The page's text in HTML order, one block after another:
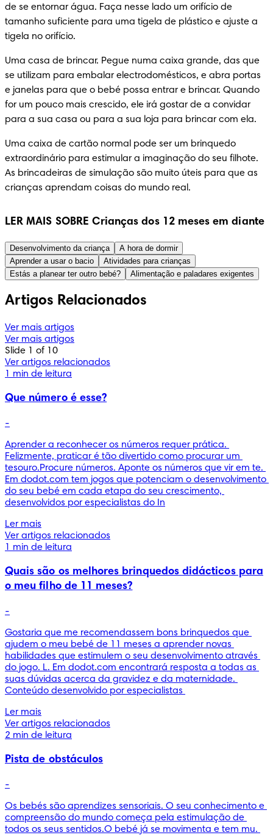
de se entornar água. Faça nesse lado um orifício de
tamanho suficiente para uma tigela de plástico e ajuste a
tigela no orifício.
Uma casa de brincar. Pegue numa caixa grande, das que
se utilizam para embalar electrodomésticos, e abra portas
e janelas para que o bebé possa entrar e brincar. Quando
for um pouco mais crescido, ele irá gostar de a convidar
para a sua casa ou para a sua loja para brincar com ela.
Uma caixa de cartão normal pode ser um brinquedo
extraordinário para estimular a imaginação do seu filhote.
As brincadeiras de simulação são muito úteis para que as
crianças aprendam coisas do mundo real.
LER MAIS SOBRE Crianças dos 12 meses em diante
Desenvolvimento da criança
A hora de dormir
Aprender a usar o bacio
Atividades para crianças
Estás a planear ter outro bebé?
Alimentação e paladares exigentes
Artigos Relacionados
Ver mais artigos
Ver mais artigos
Slide 1 of 10
Ver artigos relacionados
1 min de leitura
Que número é esse?
-
Aprender a reconhecer os números requer prática.
Felizmente, praticar é tão divertido como procurar um
tesouro.Procure números. Aponte os números que vir em te.
Em dodot.com tem jogos que potenciam o desenvolvimento
do seu bebé em cada etapa do seu crescimento,
desenvolvidos por especialistas do In
Ler mais
Ver artigos relacionados
1 min de leitura
Quais são os melhores brinquedos didácticos para
o meu filho de 11 meses?
-
Gostaria que me recomendassem bons brinquedos que
ajudem o meu bebé de 11 meses a aprender novas
habilidades que estimulem o seu desenvolvimento através
do jogo. L. Em dodot.com encontrará resposta a todas as
suas dúvidas acerca da gravidez e da maternidade.
Conteúdo desenvolvido por especialistas
Ler mais
Ver artigos relacionados
2 min de leitura
Pista de obstáculos
-
Os bebés são aprendizes sensoriais. O seu conhecimento e
compreensão do mundo começa pela estimulação de
todos os seus sentidos.O bebé já se movimenta e tem mu.